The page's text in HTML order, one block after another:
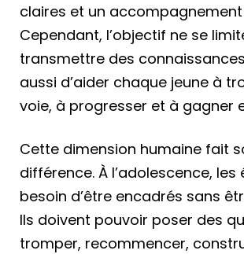
claires et un
Cependant, l’objectif ne se
transmettre des
aussi d’aider chaque jeune à
voie, à progresser et à gagner
Cette dimension humaine fait
différence. À l’adolescence, les
besoin d’être encadrés sans
Ils doivent pouvoir poser des
tromper, recommencer,